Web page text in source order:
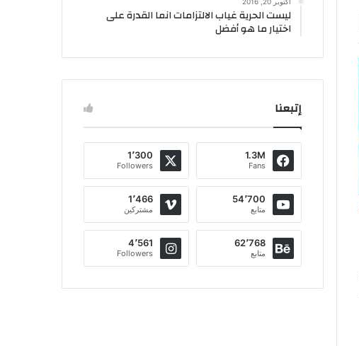
ليست الحرية غياب الالتزامات انما القدرة على
اختيار ما هو أفضل
إتبعنا
1.3M
Fans
1٬300
Followers
54٬700
متابع
1٬466
مشتركين
62٬768
متابع
4٬561
Followers